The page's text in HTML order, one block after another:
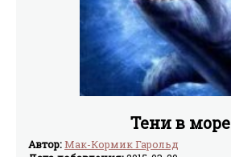
Тени в море
Автор:Мак-Кормик Гарольд